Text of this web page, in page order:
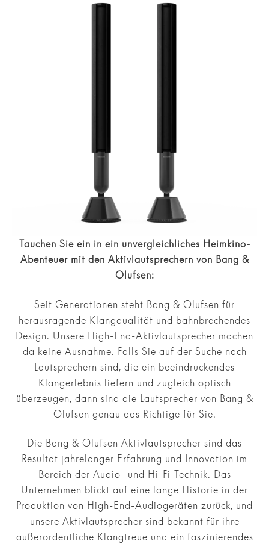
Tauchen Sie ein in ein unvergleichliches Heimkino-
Abenteuer mit den Aktivlautsprechern von Bang &
Olufsen:
Seit Generationen steht Bang & Olufsen für
herausragende Klangqualität und bahnbrechendes
Design. Unsere High-End-Aktivlautsprecher machen
da keine Ausnahme. Falls Sie auf der Suche nach
Lautsprechern sind, die ein beeindruckendes
Klangerlebnis liefern und zugleich optisch
überzeugen, dann sind die Lautsprecher von Bang &
Olufsen genau das Richtige für Sie.
Die Bang & Olufsen Aktivlautsprecher sind das
Resultat jahrelanger Erfahrung und Innovation im
Bereich der Audio- und Hi-Fi-Technik. Das
Unternehmen blickt auf eine lange Historie in der
Produktion von High-End-Audiogeräten zurück, und
unsere Aktivlautsprecher sind bekannt für ihre
außerordentliche Klangtreue und ein faszinierendes